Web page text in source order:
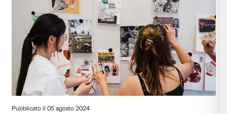
Pubblicato il 21 maggio 2025
Di lune, gatti, pelle aperta:
poetica di Tracey Emin
di Jonathan Bazzi